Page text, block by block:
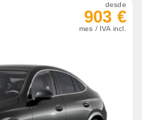
desde
903 €
mes / IVA incl.